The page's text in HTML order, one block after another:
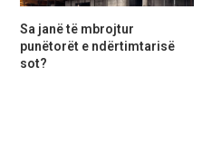
Sa janë të mbrojtur
punëtorët e ndërtimtarisë
sot?